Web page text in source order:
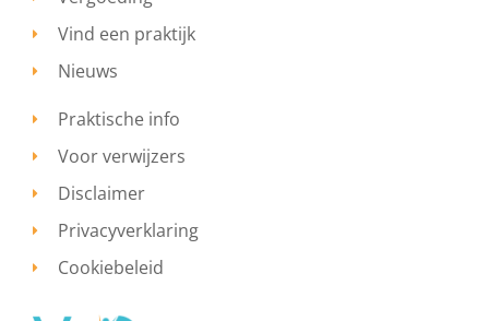
Vind een praktijk
Nieuws
Praktische info
Voor verwijzers
Disclaimer
Privacyverklaring
Cookiebeleid